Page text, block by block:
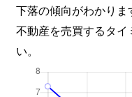
下落の傾向がわかりま
不動産を売買するタ
い。